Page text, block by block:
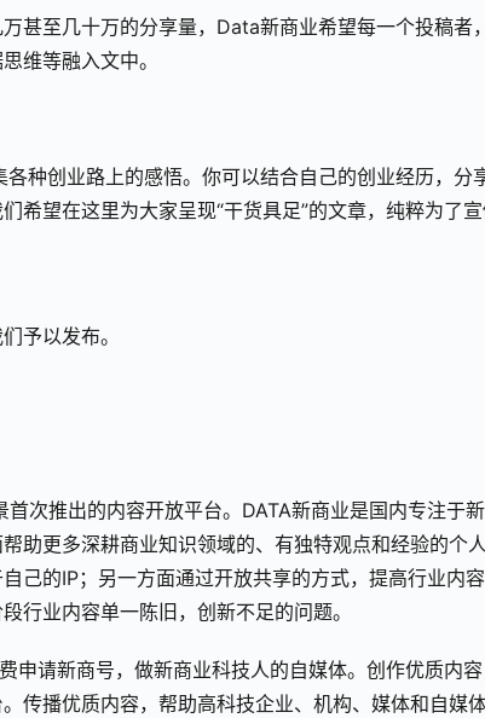
甚至几十万的分享量，Data新商业希望每一个投稿者
维等融入文中。
种创业路上的感悟。你可以结合自己的创业经历，分
希望在这里为大家呈现“干货具足”的文章，纯粹为了
予以发布。
次推出的内容开放平台。DATA新商业是国内专注于新
助更多深耕商业知识领域的、有独特观点和经验的个人
己的IP；另一方面通过开放共享的方式，提高行业内
行业内容单一陈旧，创新不足的问题。
申请新商号，做新商业科技人的自媒体。创作优质内容
传播优质内容，帮助高科技企业、机构、媒体和自媒